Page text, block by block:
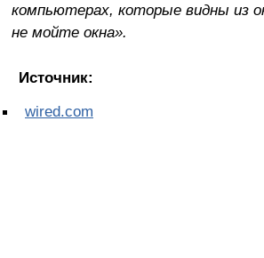
компьютерах, которые видны из
не мойте окна».
Источник:
wired.com